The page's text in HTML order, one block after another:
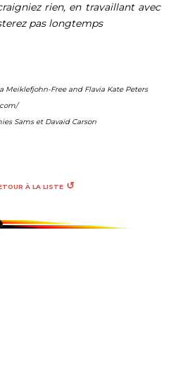
rien, en travaillant avec
pas longtemps
Meiklefjohn-Free and Flavia Kate Peters
Sams et Davaid Carson
À LA LISTE ↺